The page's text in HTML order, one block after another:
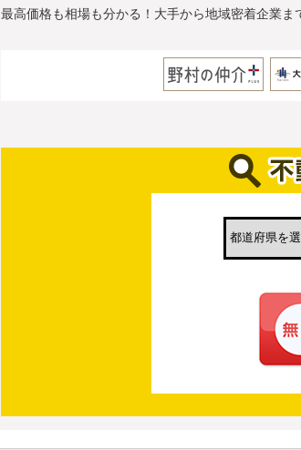
最高価格も相場も分かる！大手から地域密着企業ま